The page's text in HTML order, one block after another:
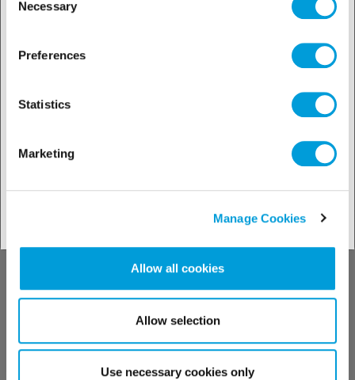
Selection
Necessary
Preferences
Statistics
Marketing
Manage Cookies
Allow all cookies
Allow selection
Use necessary cookies only